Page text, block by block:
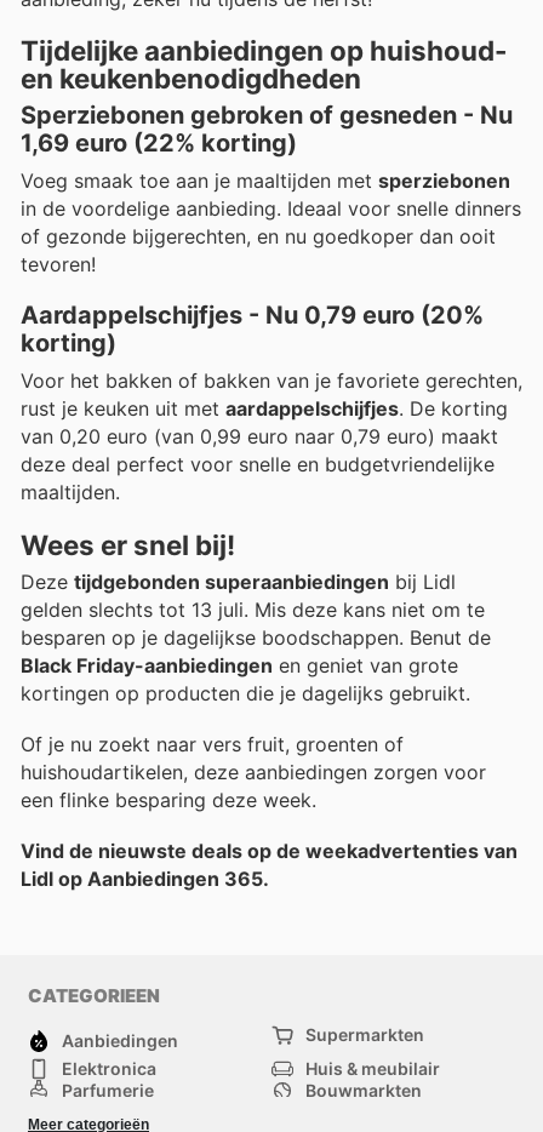
Tijdelijke aanbiedingen op huishoud-
en keukenbenodigdheden
Sperziebonen gebroken of gesneden - Nu
1,69 euro (22% korting)
Voeg smaak toe aan je maaltijden met sperziebonen
in de voordelige aanbieding. Ideaal voor snelle dinners
of gezonde bijgerechten, en nu goedkoper dan ooit
tevoren!
Aardappelschijfjes - Nu 0,79 euro (20%
korting)
Voor het bakken of bakken van je favoriete gerechten,
rust je keuken uit met aardappelschijfjes. De korting
van 0,20 euro (van 0,99 euro naar 0,79 euro) maakt
deze deal perfect voor snelle en budgetvriendelijke
maaltijden.
Wees er snel bij!
Deze tijdgebonden superaanbiedingen bij Lidl
gelden slechts tot 13 juli. Mis deze kans niet om te
besparen op je dagelijkse boodschappen. Benut de
Black Friday-aanbiedingen en geniet van grote
kortingen op producten die je dagelijks gebruikt.
Of je nu zoekt naar vers fruit, groenten of
huishoudartikelen, deze aanbiedingen zorgen voor
een flinke besparing deze week.
Vind de nieuwste deals op de weekadvertenties van
Lidl op Aanbiedingen 365.
CATEGORIEEN
Aanbiedingen
Supermarkten
Elektronica
Huis & meubilair
Parfumerie
Bouwmarkten
Meer categorieën